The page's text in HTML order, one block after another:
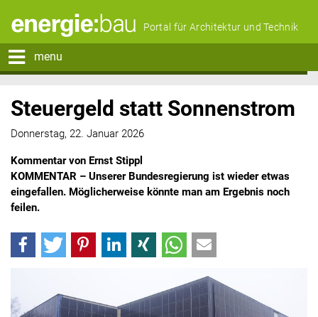
Portal für Architektur und Technik
menu
Steuergeld statt Sonnenstrom
Donnerstag, 22. Januar 2026
Kommentar von Ernst Stippl
KOMMENTAR – Unserer Bundesregierung ist wieder etwas
eingefallen. Möglicherweise könnte man am Ergebnis noch
feilen.